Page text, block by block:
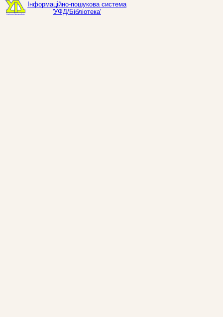
Інформаційно-пошукова система
'УФД/Бібліотека'